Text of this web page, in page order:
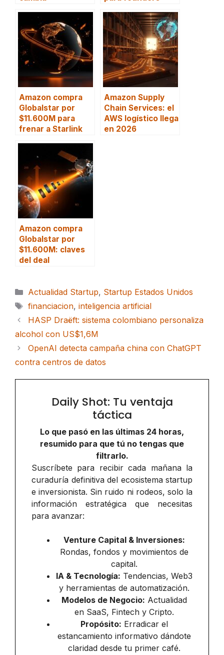
Amazon compra
Globalstar por
$11.600M para
frenar a Starlink
Amazon Supply
Chain Services: el
AWS logístico llega
en 2026
Amazon compra
Globalstar por
$11.600M: claves
del deal
Categorías
Actualidad Startup, Startup Estados Unidos
Etiquetas
financiacion, inteligencia artificial
HASP Draëft: sistema colombiano personaliza
alcohol con US$1,6M
OpenAI detecta campaña china con ChatGPT
contra centros de datos
Daily Shot: Tu ventaja
táctica
Lo que pasó en las últimas 24 horas,
resumido para que tú no tengas que
filtrarlo.
Suscríbete para recibir cada mañana la
curaduría definitiva del ecosistema startup
e inversionista. Sin ruido ni rodeos, solo la
información estratégica que necesitas
para avanzar:
Venture Capital & Inversiones:
Rondas, fondos y movimientos de
capital.
IA & Tecnología: Tendencias, Web3
y herramientas de automatización.
Modelos de Negocio: Actualidad
en SaaS, Fintech y Cripto.
Propósito: Erradicar el
estancamiento informativo dándote
claridad desde tu primer café.